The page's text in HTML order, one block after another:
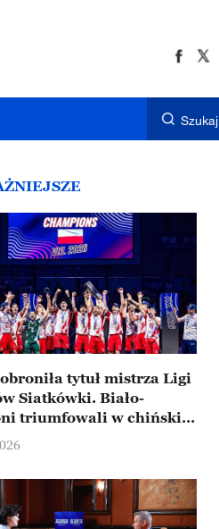
Szukaj
tytuł mistrza Ligi
Siatkówki. Biało-
triumfowali w chińskim